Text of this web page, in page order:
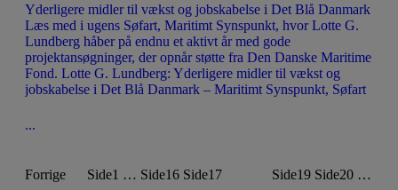
Yderligere midler til vækst og jobskabelse i Det Blå Danmark
Læs med i ugens Søfart, Maritimt Synspunkt, hvor Lotte G.
Lundberg håber på endnu et aktivt år med gode
projektansøgninger, der opnår støtte fra Den Danske Maritime
Fond. Lotte G. Lundberg: Yderligere midler til vækst og
jobskabelse i Det Blå Danmark – Maritimt Synspunkt, Søfart
...
Forrige Side1 … Side16 Side17 Side19 Side20 …